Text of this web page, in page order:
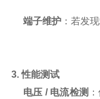
端子维护 ：若发
3. 性能测试
电压 / 电流检测